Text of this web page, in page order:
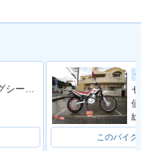
2008年 tricker XG2
50・マイナーチェン
ＦＴＲ２２３ ビッグシーダーアルミタンク タックロールシート ロボハン フェンダーレス
このバイク